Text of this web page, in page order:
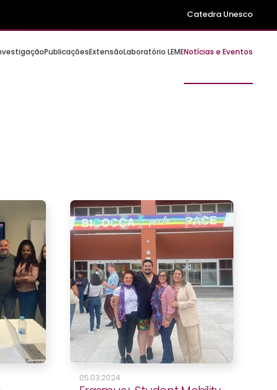
Catedra Unesco
PublicaçõesExtensãoLaboratório LEMENotícias e Eventos
05.03.2024